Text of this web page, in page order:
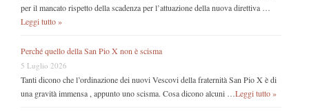
per il mancato rispetto della scadenza per l’attuazione della nuova direttiva …
Leggi tutto »
Perché quello della San Pio X non è scisma
5 Luglio 2026
Tanti dicono che l’ordinazione dei nuovi Vescovi della fraternità San Pio X è di
una gravità immensa , appunto uno scisma. Cosa dicono alcuni … Leggi tutto »